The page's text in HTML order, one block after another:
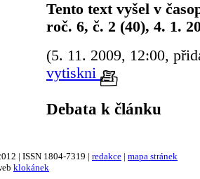
Tento text vyšel v
roč. 6, č. 2 (40), 4. 1.
(5. 11. 2009, 12:00,
vytiskni
Debata k článku
| ISSN 1804-7319 | redakce | mapa stránek
klokánek